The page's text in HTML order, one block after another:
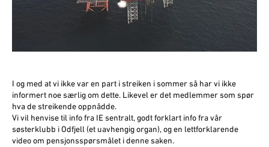
I og med at vi ikke var en part i streiken i sommer så har vi ikke
informert noe særlig om dette. Likevel er det medlemmer som spør
hva de streikende oppnådde.
Vi vil henvise til info fra IE sentralt, godt forklart info fra vår
søsterklubb i Odfjell (et uavhengig organ), og en lettforklarende
video om pensjonsspørsmålet i denne saken.